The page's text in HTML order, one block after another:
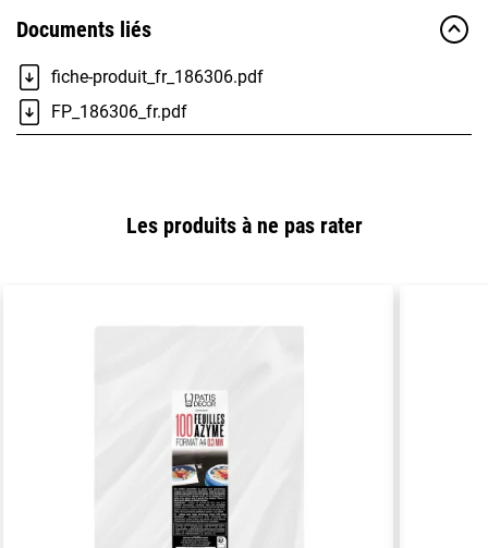
Documents liés
fiche-produit_fr_186306.pdf
FP_186306_fr.pdf
Les produits à ne pas rater